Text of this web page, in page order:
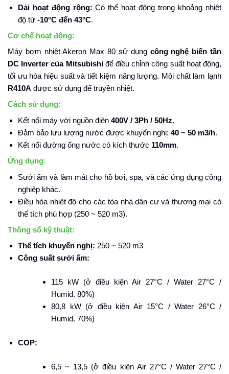
Dải hoạt động rộng: Có thể hoạt động trong khoảng nhiệt
độ từ -10°C đến 43°C.
Cơ chế hoạt động:
Máy bơm nhiệt Akeron Max 80 sử dụng công nghệ biến tần
DC Inverter của Mitsubishiđể điều chỉnh công suất hoạt động,
tối ưu hóa hiệu suất và tiết kiệm năng lượng. Môi chất làm lạnh
R410A được sử dụng để truyền nhiệt.
Cách sử dụng:
Kết nối máy với nguồn điện 400V / 3Ph / 50Hz.
Đảm bảo lưu lượng nước được khuyến nghị: 40 ~ 50 m3/h.
Kết nối đường ống nước có kích thước 110mm.
Ứng dụng:
Sưởi ấm và làm mát cho hồ bơi, spa, và các ứng dụng công
nghiệp khác.
Điều hòa nhiệt độ cho các tòa nhà dân cư và thương mại có
thể tích phù hợp (250 ~ 520 m3).
Thông số kỹ thuật:
Thể tích khuyến nghị: 250 ~ 520 m3
Công suất sưởi ấm:
115 kW (ở điều kiện Air 27°C / Water 27°C /
Humid. 80%)
80,8 kW (ở điều kiện Air 15°C / Water 26°C /
Humid. 70%)
COP:
6,5 ~ 13,5 (ở điều kiện Air 27°C / Water 27°C /